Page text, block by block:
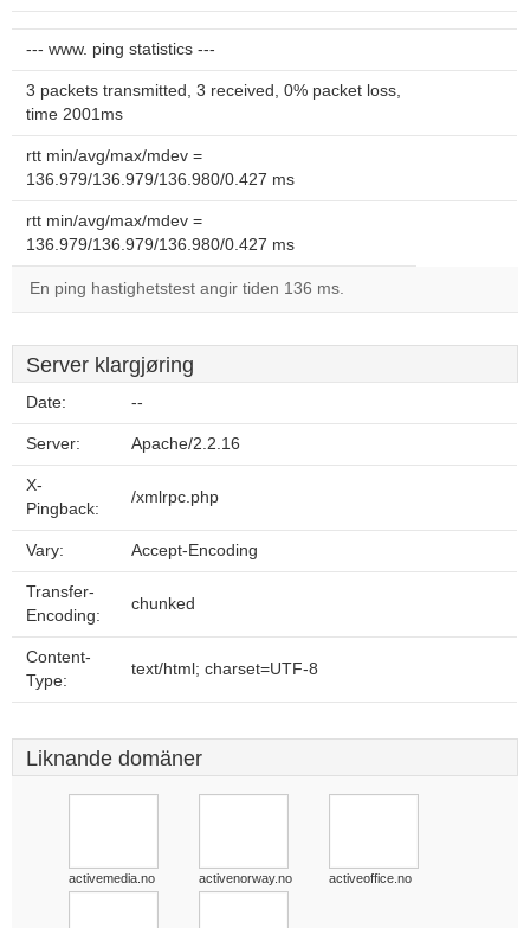
--- www. ping statistics ---
3 packets transmitted, 3 received, 0% packet loss,
time 2001ms
rtt min/avg/max/mdev =
136.979/136.979/136.980/0.427 ms
rtt min/avg/max/mdev =
136.979/136.979/136.980/0.427 ms
En ping hastighetstest angir tiden 136 ms.
Server klargjøring
Date: --
Server: Apache/2.2.16
X-
Pingback:
/xmlrpc.php
Vary: Accept-Encoding
Transfer-
Encoding:
chunked
Content-
Type:
text/html; charset=UTF-8
Liknande domäner
activemedia.no activenorway.no activeoffice.no